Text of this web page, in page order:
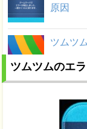
原因
ツムツ
ツムツムのエ